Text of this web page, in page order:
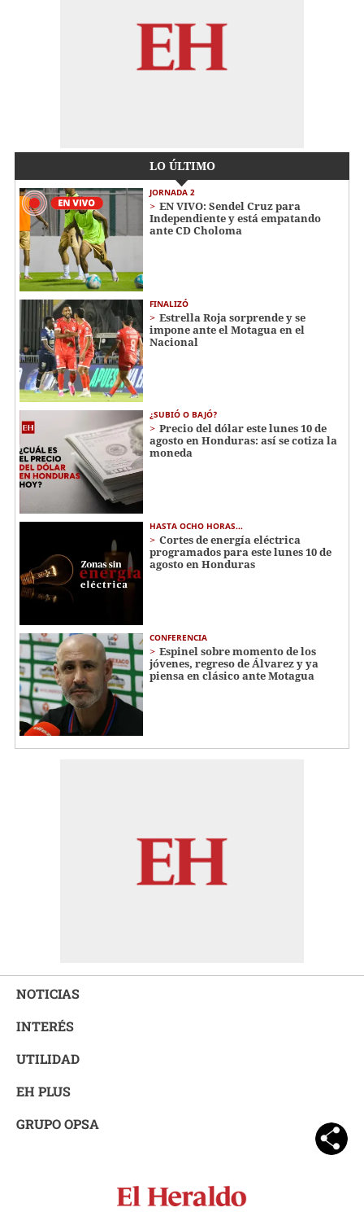
LO ÚLTIMO
JORNADA 2
EN VIVO: Sendel Cruz para
Independiente y está empatando
ante CD Choloma
FINALIZÓ
Estrella Roja sorprende y se
impone ante el Motagua en el
Nacional
¿SUBIÓ O BAJÓ?
Precio del dólar este lunes 10 de
agosto en Honduras: así se cotiza la
moneda
HASTA OCHO HORAS...
Cortes de energía eléctrica
programados para este lunes 10 de
agosto en Honduras
CONFERENCIA
Espinel sobre momento de los
jóvenes, regreso de Álvarez y ya
piensa en clásico ante Motagua
NOTICIAS
INTERÉS
UTILIDAD
EH PLUS
GRUPO OPSA